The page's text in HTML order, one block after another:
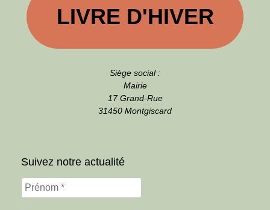
LIVRE D'HIVER
Siège social :
Mairie
17 Grand-Rue
31450 Montgiscard
Suivez notre actualité